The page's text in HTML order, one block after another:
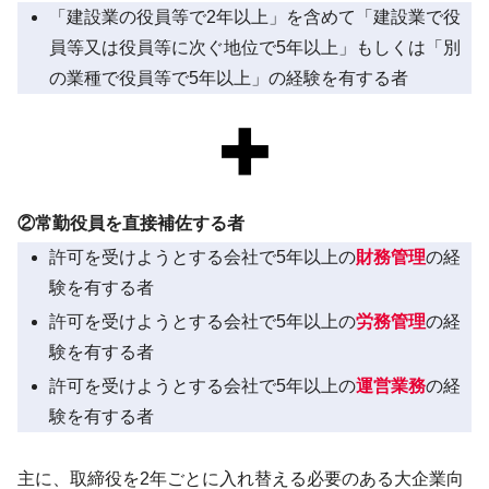
「建設業の役員等で2年以上」を含めて「建設業で役
員等又は役員等に次ぐ地位で5年以上」もしくは「別
の業種で役員等で5年以上」の経験を有する者
②常勤役員を直接補佐する者
許可を受けようとする会社で5年以上の財務管理の経
験を有する者
許可を受けようとする会社で5年以上の労務管理の経
験を有する者
許可を受けようとする会社で5年以上の運営業務の経
験を有する者
主に、取締役を2年ごとに入れ替える必要のある大企業向